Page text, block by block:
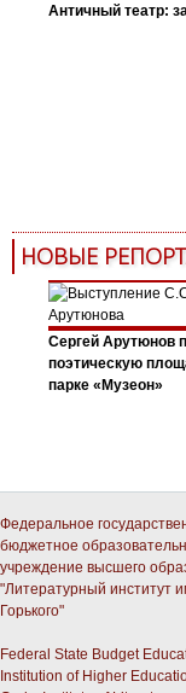
Античный театр:
НОВЫЕ
Сергей Арутюнов
поэтическую
парке «Музеон»
Федеральное
бюджетное
учреждение высшего
"Литературный институт
Горького"
Federal State Budget
Institution of Higher